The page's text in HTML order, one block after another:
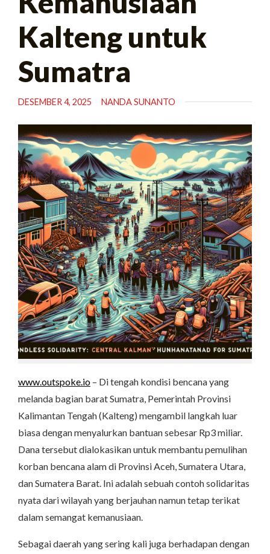
Kalteng untuk
Sumatra
DESEMBER 4, 2025 NANDA SUNANTO
www.outspoke.io – Di tengah kondisi bencana yang
melanda bagian barat Sumatra, Pemerintah Provinsi
Kalimantan Tengah (Kalteng) mengambil langkah luar
biasa dengan menyalurkan bantuan sebesar Rp3 miliar.
Dana tersebut dialokasikan untuk membantu pemulihan
korban bencana alam di Provinsi Aceh, Sumatera Utara,
dan Sumatera Barat. Ini adalah sebuah contoh solidaritas
nyata dari wilayah yang berjauhan namun tetap terikat
dalam semangat kemanusiaan.
Sebagai daerah yang sering kali juga berhadapan dengan